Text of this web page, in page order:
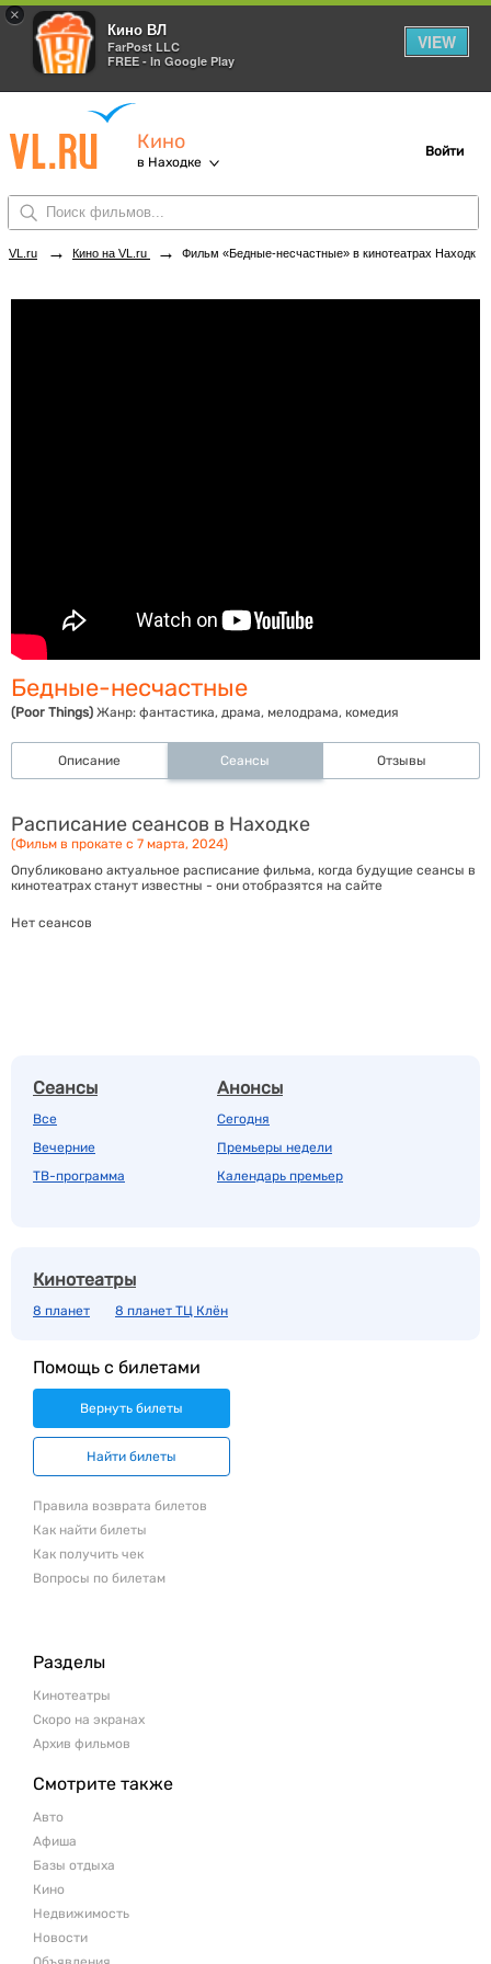
×
Кино ВЛ
FarPost LLC
FREE - In Google Play
VIEW
Кино
в Находке
Войти
VL.ru → Кино на VL.ru → Фильм «Бедные-несчастные» в кинотеатрах Находки. Купить билеты!
Бедные-несчастные
(Poor Things) Жанр: фантастика, драма, мелодрама, комедия
Описание Сеансы Отзывы
Расписание сеансов в Находке
(Фильм в прокате с 7 марта, 2024)
Опубликовано актуальное расписание фильма, когда будущие сеансы в
кинотеатрах станут известны - они отобразятся на сайте
Нет сеансов
Сеансы
Все
Вечерние
ТВ-программа
Анонсы
Сегодня
Премьеры недели
Календарь премьер
Кинотеатры
8 планет 8 планет ТЦ Клён
Помощь с билетами
Вернуть билеты
Найти билеты
Правила возврата билетов
Как найти билеты
Как получить чек
Вопросы по билетам
Разделы
Кинотеатры
Скоро на экранах
Архив фильмов
Смотрите также
Авто
Афиша
Базы отдыха
Кино
Недвижимость
Новости